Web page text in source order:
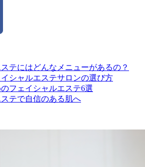
テにはどんなメニューがあるの？
シャルエステサロンの選び方
フェイシャルエステ6選
テで自信のある肌へ